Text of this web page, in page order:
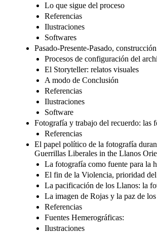
Lo que sigue del proceso
Referencias
Ilustraciones
Softwares
Pasado-Presente-Pasado,
Procesos de configuración del
El Storyteller: relatos visuales
A modo de Conclusión
Referencias
Ilustraciones
Software
Fotografía y trabajo del recuerdo: las
Referencias
El papel político de la fotografía
Guerrillas Liberales in the Llanos
La fotografía como fuente para la
El fin de la Violencia, prioridad
La pacificación de los Llanos: la
La imagen de Rojas y la paz de
Referencias
Fuentes Hemerográficas:
Ilustraciones